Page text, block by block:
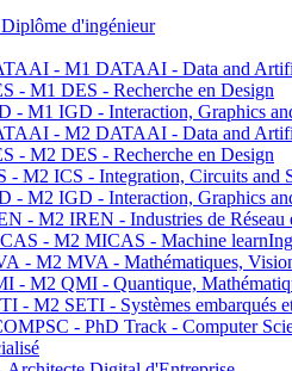
d'ingénieur
- M1 DATAAI - Data and
- M1 DES - Recherche en Design
- M1 IGD - Interaction, Graphics
- M2 DATAAI - Data and
- M2 DES - Recherche en Design
- M2 ICS - Integration, Circuits and
- M2 IGD - Interaction, Graphics
- M2 IREN - Industries de Réseau
- M2 MICAS - Machine
- M2 MVA - Mathématiques,
- M2 QMI - Quantique,
- M2 SETI - Systèmes embarqués
- PhD Track - Computer